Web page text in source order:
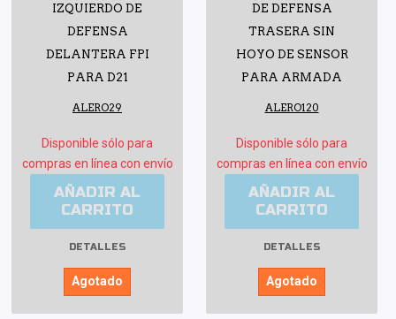
IZQUIERDO DE
DEFENSA
DELANTERA FPI
PARA D21
ALERO29
Disponible sólo para
compras en línea con envío
AÑADIR AL
CARRITO
DETALLES
Agotado
DE DEFENSA
TRASERA SIN
HOYO DE SENSOR
PARA ARMADA
ALERO120
Disponible sólo para
compras en línea con envío
AÑADIR AL
CARRITO
DETALLES
Agotado